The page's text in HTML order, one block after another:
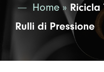
Home»
Rulli di Pressione